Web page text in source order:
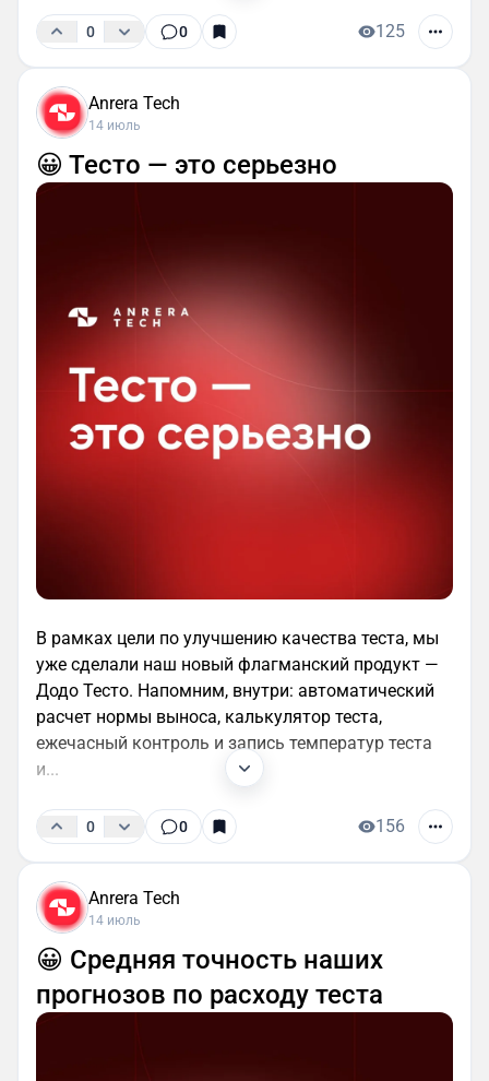
0 0 125
Anrera Tech
14 июль
😀 Тесто — это серьезно
В рамках цели по улучшению качества теста, мы
уже сделали наш новый флагманский продукт —
Додо Тесто. Напомним, внутри: автоматический
расчет нормы выноса, калькулятор теста,
ежечасный контроль и запись температур теста
и...
0 0 156
Anrera Tech
14 июль
😀 Средняя точность наших
прогнозов по расходу теста